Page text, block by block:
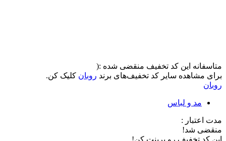
متاسفانه این کد تخفیف منقضی شده :(
برای مشاهده سایر کد تخفیف‌های برند روبان کلیک کن.
روبان
مد و لباس
مدت اعتبار :
منقضی شد!